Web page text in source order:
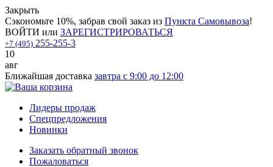
Закрыть
Сэкономьте 10%, забрав свой заказ из Пункта Самовывоза!
ВОЙТИ или ЗАРЕГИСТРИРОВАТЬСЯ
+7 (495) 255-255-3
10
авг
Ближайшая доставка завтра с 9:00 до 12:00
Лидеры продаж
Спецпредложения
Новинки
Заказать обратный звонок
Пожаловаться